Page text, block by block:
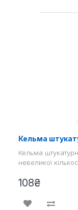
Кельма
Кельма
невеликої
108₴